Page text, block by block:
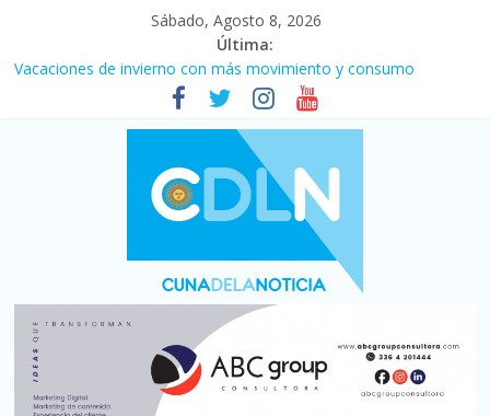
Sábado, Agosto 8, 2026
Última:
Desde que asumió Milei cerraron 41.000 kioscos: el sector
denuncia crisis como en 2001
Vacaciones de invierno con más movimiento y consumo
Fuerte caída de la venta de autos usados en julio: bajó un 12,6%
Central venció 1 a 0 al River de Coudet en el Monumental
La morosidad alcanzó su nivel más alto en dos décadas y ya
afecta a 400 mil deudores en Santa Fe